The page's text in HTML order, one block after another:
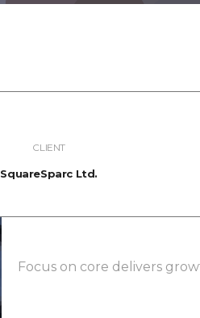
CLIENT
SquareSparc Ltd.
Focus on core delivers